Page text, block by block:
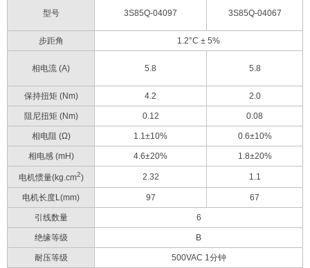
型号 3S85Q-04097 3S85Q-04067
步距角 1.2°C ± 5%
相电流 (A) 5.8 5.8
保持扭矩(Nm) 4.2 2.0
阻尼扭矩(Nm) 0.12 0.08
相电阻 (Ω) 1.1±10% 0.6±10%
相电感(mH) 4.6±20% 1.8±20%
电机惯量(kg.cm2) 2.32 1.1
电机长度L(mm) 97 67
引线数量 6
绝缘等级 B
耐压等级 500VAC 1分钟